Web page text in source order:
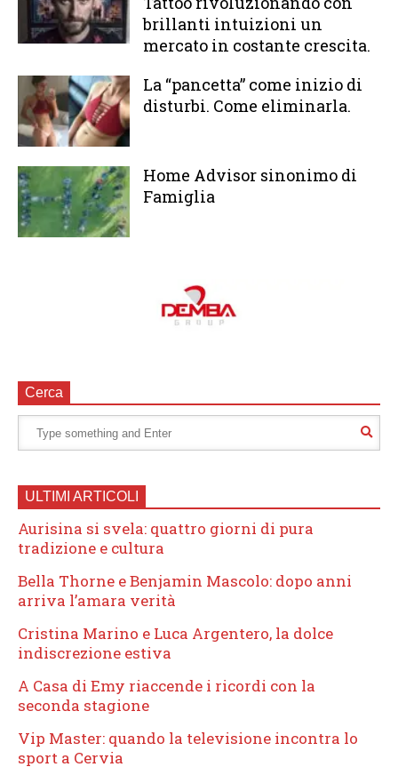
brillanti intuizioni un
mercato in costante crescita.
La “pancetta” come inizio di
disturbi. Come eliminarla.
Home Advisor sinonimo di
Famiglia
Cerca
ULTIMI ARTICOLI
Aurisina si svela: quattro giorni di pura
tradizione e cultura
Bella Thorne e Benjamin Mascolo: dopo anni
arriva l’amara verità
Cristina Marino e Luca Argentero, la dolce
indiscrezione estiva
A Casa di Emy riaccende i ricordi con la
seconda stagione
Vip Master: quando la televisione incontra lo
sport a Cervia